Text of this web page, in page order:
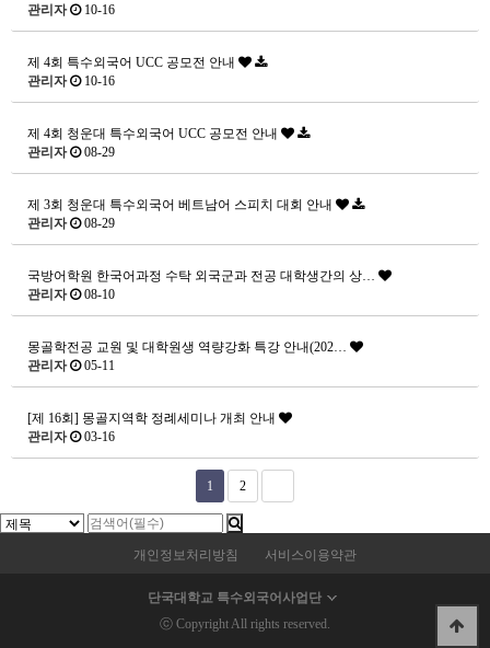
관리자
10-16
제 4회 특수외국어 UCC 공모전 안내
관리자
10-16
제 4회 청운대 특수외국어 UCC 공모전 안내
관리자
08-29
제 3회 청운대 특수외국어 베트남어 스피치 대회 안내
관리자
08-29
국방어학원 한국어과정 수탁 외국군과 전공 대학생간의 상…
관리자
08-10
몽골학전공 교원 및 대학원생 역량강화 특강 안내(202…
관리자
05-11
[제 16회] 몽골지역학 정례세미나 개최 안내
관리자
03-16
1 2
개인정보처리방침 서비스이용약관
단국대학교 특수외국어사업단
ⓒ Copyright All rights reserved.